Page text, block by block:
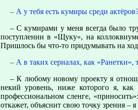
– А у тебя есть кумиры среди
– С кумирами у меня всегда было
поступлении в «Щуку», на
Пришлось бы что-то придумывать на
– А в таких сериалах, как
– К любому новому проекту я
некий уровень, ниже которого я,
профессиональном сленге,
откажет, объяснит свою точку зрения –